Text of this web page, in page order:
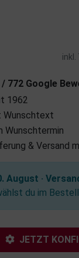
inkl.
/ 772 Google
1962
Wunschtext
Wunschtermin
& Versand
August ·
du im
JETZT